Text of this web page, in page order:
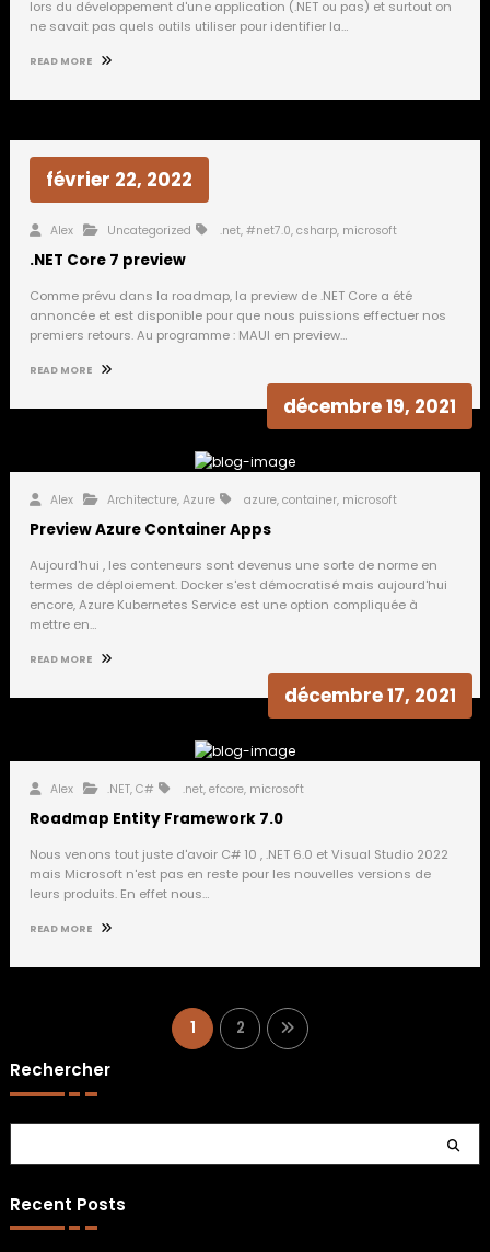
lors du développement d'une application (.NET ou pas) et surtout on
ne savait pas quels outils utiliser pour identifier la…
READ MORE
février 22, 2022
Alex Uncategorized .net, #net7.0, csharp, microsoft
.NET Core 7 preview
Comme prévu dans la roadmap, la preview de .NET Core a été
annoncée et est disponible pour que nous puissions effectuer nos
premiers retours. Au programme : MAUI en preview…
READ MORE
décembre 19, 2021
Alex Architecture, Azure azure, container, microsoft
Preview Azure Container Apps
Aujourd'hui , les conteneurs sont devenus une sorte de norme en
termes de déploiement. Docker s'est démocratisé mais aujourd'hui
encore, Azure Kubernetes Service est une option compliquée à
mettre en…
READ MORE
décembre 17, 2021
Alex .NET, C# .net, efcore, microsoft
Roadmap Entity Framework 7.0
Nous venons tout juste d'avoir C# 10 , .NET 6.0 et Visual Studio 2022
mais Microsoft n'est pas en reste pour les nouvelles versions de
leurs produits. En effet nous…
READ MORE
des
publications
1 2
Rechercher
Recent Posts